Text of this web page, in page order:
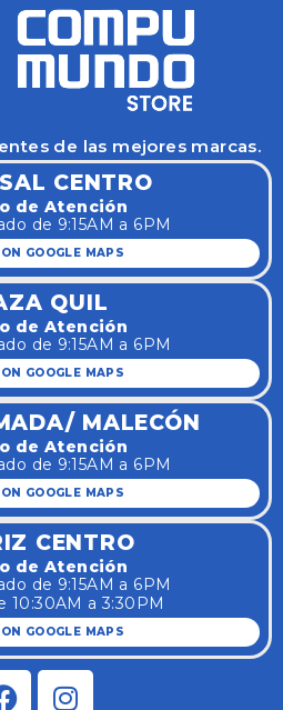
de las mejores marcas.
CENTRO
de Atención
de 9:15AM a 6PM
GOOGLE MAPS
QUIL
de Atención
de 9:15AM a 6PM
GOOGLE MAPS
MALECÓN
de Atención
de 9:15AM a 6PM
GOOGLE MAPS
CENTRO
de Atención
de 9:15AM a 6PM
10:30AM a 3:30PM
GOOGLE MAPS